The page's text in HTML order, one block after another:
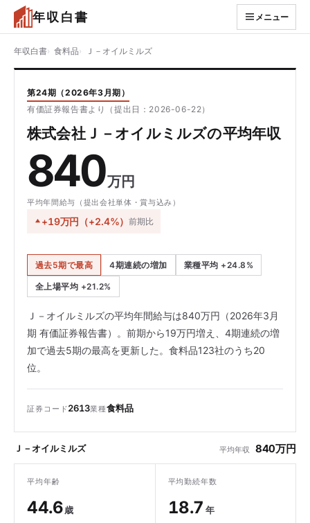
年収白書 メニュー
年収白書 食料品 Ｊ－オイルミルズ
第24期（2026年3月期）
有価証券報告書より（提出日：2026-06-22）
株式会社Ｊ－オイルミルズの平均年収
840万円
平均年間給与（提出会社単体・賞与込み）
+19万円（+2.4%）前期比
過去5期で最高 4期連続の増加 業種平均 +24.8%
全上場平均 +21.2%
Ｊ－オイルミルズの平均年間給与は840万円（2026年3月
期 有価証券報告書）。前期から19万円増え、4期連続の増
加で過去5期の最高を更新した。食料品123社のうち20
位。
証券コード2613業種食料品
Ｊ－オイルミルズ 平均年収 840万円
平均年齢
44.6歳
平均勤続年数
18.7 年